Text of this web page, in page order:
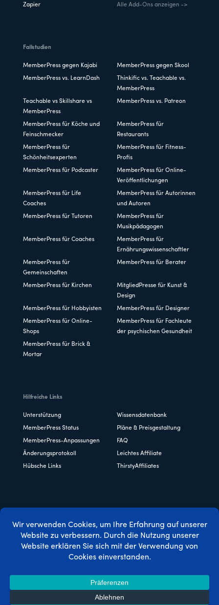
Zapier Alle Add-Ons anzeigen ->
Fallstudien
MemberPress gegen Kajabi MemberPress gegen Skool
MemberPress vs. LearnDash
Thinkific vs. Teachable vs.
MemberPress
Teachable vs Skillshare vs
MemberPress
MemberPress vs. Patreon
MemberPress für Köche und
Feinschmecker
MemberPress für
Restaurants
MemberPress für
Schönheitsexperten
MemberPress für Fitness-
Profis
MemberPress für Podcaster
MemberPress für Online-
Veröffentlichungen
MemberPress für Life
Coaches
MemberPress für Autorinnen
und Autoren
MemberPress für Tutoren
MemberPress für
Musikpädagogen
MemberPress für Coaches
MemberPress für
Ernährungswissenschaftler
MemberPress für
Gemeinschaften
MemberPress für Berater
MemberPress für Kirchen
MitgliedPresse für Kunst &
Design
MemberPress für Hobbyisten MemberPress für Designer
MemberPress für Online-
Shops
MemberPress für Fachleute
der psychischen Gesundheit
MemberPress für Brick &
Mortar
Hilfreiche Links
Unterstützung Wissensdatenbank
MemberPress Status Pläne & Preisgestaltung
MemberPress-Anpassungen FAQ
Änderungsprotokoll Leichtes Affiliate
Hübsche Links ThirstyAffiliates
Copyright © 2026 Caseproof, LLC. Alle Rechte vorbehalten.
Erstattungen